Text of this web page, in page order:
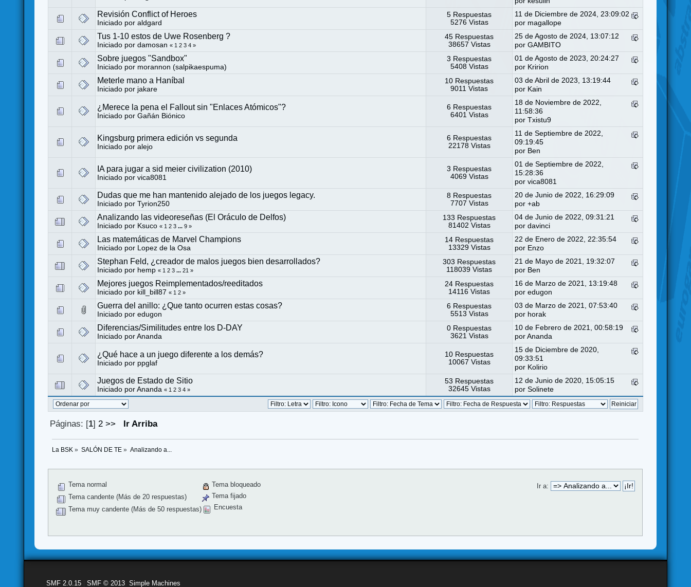
Revisión Conflict of Heroes
Iniciado poraldgard
5 Respuestas
5276 Vistas
11 de Diciembre de 2024, 23:09:02
por magallope
Tus 1-10 estos de Uwe Rosenberg ?
Iniciado pordamosan « 1 2 3 4 »
45 Respuestas
38657 Vistas
25 de Agosto de 2024, 13:07:12
porGAMBITO
Sobre juegos "Sandbox"
Iniciado por morannon (salpikaespuma)
3 Respuestas
5408 Vistas
01 de Agosto de 2023, 20:24:27
por Kririon
Meterle mano a Haníbal
Iniciado por jakare
10 Respuestas
9011 Vistas
03 de Abril de 2023, 13:19:44
por Kain
¿Merece la pena el Fallout sin "Enlaces Atómicos"?
Iniciado porGañán Biónico
6 Respuestas
6401 Vistas
18 de Noviembre de 2022,
11:58:36
porTxistu9
Kingsburg primera edición vs segunda
Iniciado poralejo
6 Respuestas
22178 Vistas
11 de Septiembre de 2022,
09:19:45
por Ben
IA para jugar a sid meier civilization (2010)
Iniciado porvica8081
3 Respuestas
4069 Vistas
01 de Septiembre de 2022,
15:28:36
porvica8081
Dudas que me han mantenido alejado de los juegos legacy.
Iniciado porTyrion250
8 Respuestas
7707 Vistas
20 de Junio de 2022, 16:29:09
por+ab
Analizando las videoreseñas (El Oráculo de Delfos)
Iniciado por Ksuco « 1 2 3 ...9 »
133 Respuestas
81402 Vistas
04 de Junio de 2022, 09:31:21
pordavinci
Las matemáticas de Marvel Champions
Iniciado por Lopez de la Osa
14 Respuestas
13329 Vistas
22 de Enero de 2022, 22:35:54
por Enzo
Stephan Feld, ¿creador de malos juegos bien desarrollados?
Iniciado por hemp « 1 2 3 ...21 »
303 Respuestas
118039 Vistas
21 de Mayo de 2021, 19:32:07
por Ben
Mejores juegos Reimplementados/reeditados
Iniciado por kill_bill87 « 1 2 »
24 Respuestas
14116 Vistas
16 de Marzo de 2021, 13:19:48
poredugon
Guerra del anillo: ¿Que tanto ocurren estas cosas?
Iniciado poredugon
6 Respuestas
5513 Vistas
03 de Marzo de 2021, 07:53:40
por horak
Diferencias/Similitudes entre los D-DAY
Iniciado porAnanda
0 Respuestas
3621 Vistas
10 de Febrero de 2021, 00:58:19
porAnanda
¿Qué hace a un juego diferente a los demás?
Iniciado por ppglaf
10 Respuestas
10067 Vistas
15 de Diciembre de 2020,
09:33:51
por Kolirio
Juegos de Estado de Sitio
Iniciado porAnanda « 1 2 3 4 »
53 Respuestas
32645 Vistas
12 de Junio de 2020, 15:05:15
porSolinete
Páginas: [1] 2 >> Ir Arriba
La BSK » SALÓN DE TE» Analizando a...
Ir a:
Tema normal
Tema candente (Más de 20 respuestas)
Tema muy candente (Más de 50 respuestas)
Tema bloqueado
Tema fijado
Encuesta
SMF 2.0.15 |SMF © 2013 ,Simple Machines